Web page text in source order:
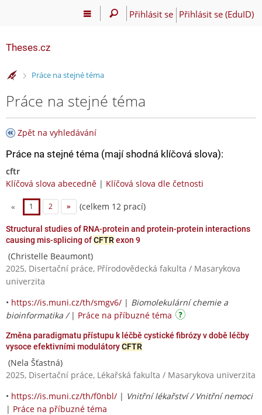
Přihlásit se Přihlásit se (EduID)
Theses.cz
>Práce na stejné téma
Práce na stejné téma
Zpět na vyhledávání
Práce na stejné téma (mají shodná klíčová slova):
cftr
Klíčová slova abecedně | Klíčová slova dle četnosti
« 1 2 » (celkem 12 prací)
Structural studies of RNA-protein and protein-protein interactions
causing mis-splicing ofCFTR exon 9
(Christelle Beaumont)
2025, Disertační práce, Přírodovědecká fakulta / Masarykova
univerzita
• https://is.muni.cz/th/smgv6/ | Biomolekulární chemie a
bioinformatika / | Práce na příbuzné téma
Změna paradigmatu přístupu k léčbě cystické fibrózy v době léčby
vysoce efektivními modulátoryCFTR
(Nela Šťastná)
2025, Disertační práce, Lékařská fakulta / Masarykova univerzita
• https://is.muni.cz/th/f0nbl/ | Vnitřní lékařství / Vnitřní nemoci
| Práce na příbuzné téma